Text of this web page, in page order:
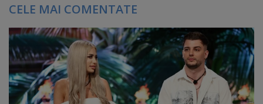
CELE MAI COMENTATE